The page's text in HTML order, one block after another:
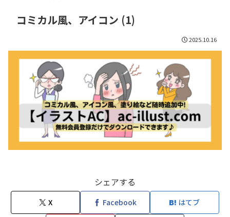
コミカル風、アイコン (1)
2025.10.16
シェアする
X Facebook はてブ